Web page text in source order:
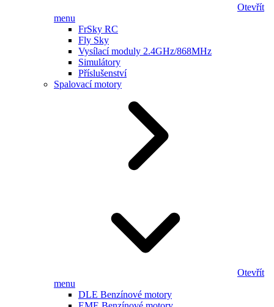
Otevřít
menu
FrSky RC
Fly Sky
Vysílací moduly 2.4GHz/868MHz
Simulátory
Příslušenství
Spalovací motory
Otevřít
menu
DLE Benzínové motory